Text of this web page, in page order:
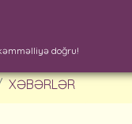
doğru!
XƏBƏRLƏR